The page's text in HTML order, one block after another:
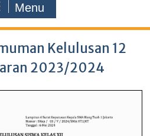
Menu
Kelulusan 12
2023/2024